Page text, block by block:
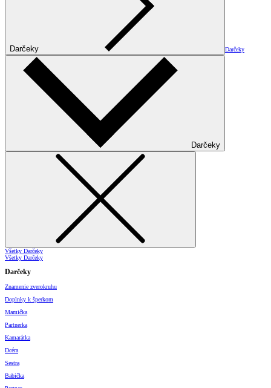
Darčeky Darčeky
Darčeky
Všetky Darčeky
Všetky Darčeky
Darčeky
Znamenie zverokruhu
Doplnky k šperkom
Mamička
Partnerka
Kamarátka
Dcéra
Sestra
Babička